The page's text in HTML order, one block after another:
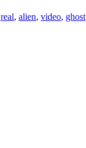
real, alien, video, ghost